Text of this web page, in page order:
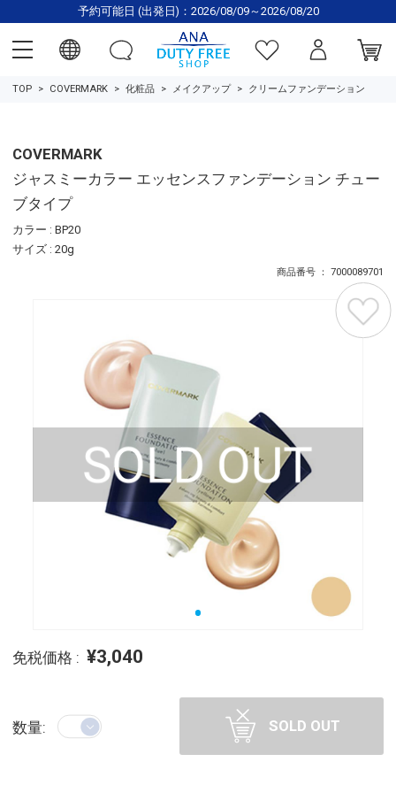
予約可能日 (出発日)：2026/08/09～2026/08/20
TOP COVERMARK 化粧品 メイクアップ クリームファンデーション
COVERMARK
ジャスミーカラー エッセンスファンデーション チュー
ブタイプ
カラー : BP20
サイズ : 20g
商品番号 ： 7000089701
免税価格 : ¥3,040
数量: SOLD OUT